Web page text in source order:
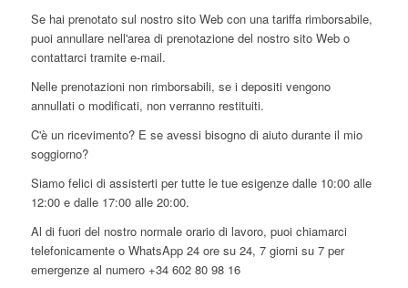
Se hai prenotato sul nostro sito Web con una tariffa rimborsabile,
puoi annullare nell'area di prenotazione del nostro sito Web o
contattarci tramite e-mail.
Nelle prenotazioni non rimborsabili, se i depositi vengono
annullati o modificati, non verranno restituiti.
C'è un ricevimento? E se avessi bisogno di aiuto durante il mio
soggiorno?
Siamo felici di assisterti per tutte le tue esigenze dalle 10:00 alle
12:00 e dalle 17:00 alle 20:00.
Al di fuori del nostro normale orario di lavoro, puoi chiamarci
telefonicamente o WhatsApp 24 ore su 24, 7 giorni su 7 per
emergenze al numero +34 602 80 98 16